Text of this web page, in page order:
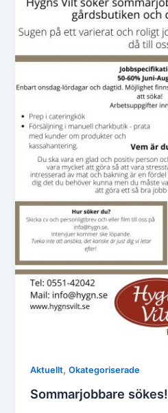
Aktuellt,Okategoriserade
Sommarjobbare sökes!